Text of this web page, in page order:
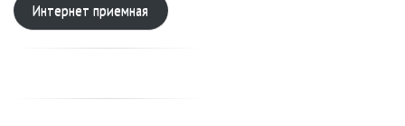
Интернет приемная